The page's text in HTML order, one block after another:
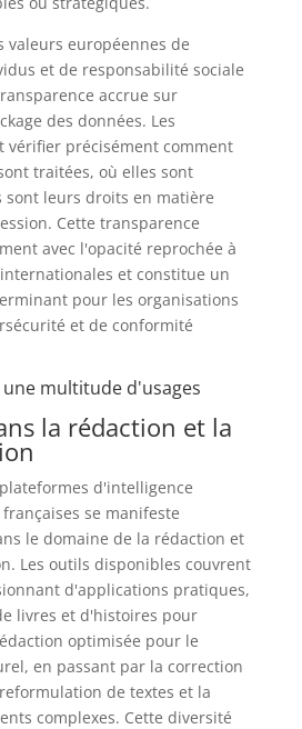
valeurs européennes de
et de responsabilité sociale
accrue sur
des données. Les
vérifier précisément comment
traitées, où elles sont
sont leurs droits en matière
Cette transparence
avec l'opacité reprochée à
et constitue un
pour les organisations
et de conformité
multitude d'usages
la rédaction et la
d'intelligence
se manifeste
le domaine de la rédaction et
Les outils disponibles couvrent
d'applications pratiques,
livres et d'histoires pour
optimisée pour le
en passant par la correction
de textes et la
complexes. Cette diversité